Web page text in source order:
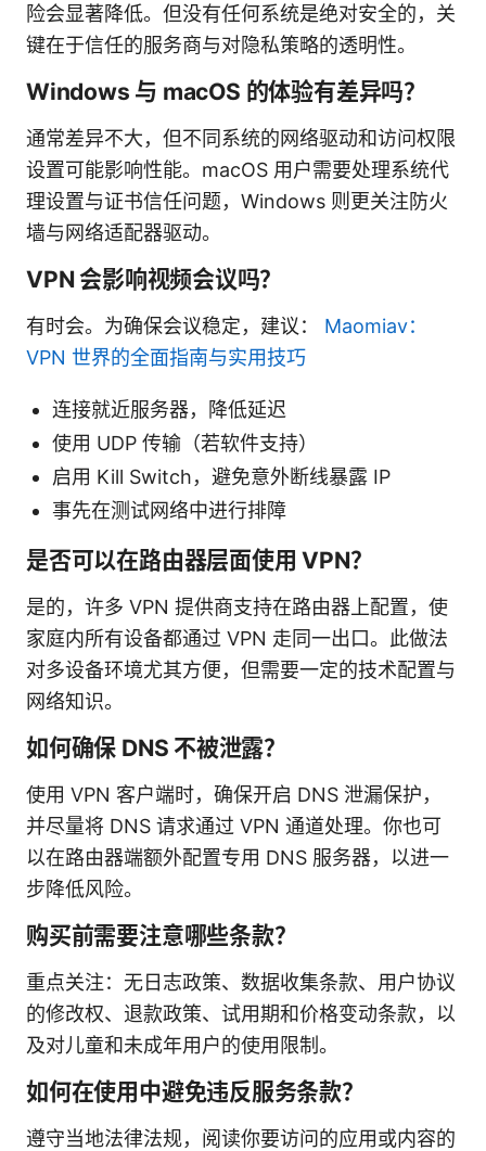
险会显著降低。但没有任何系统是绝对安全的，关
键在于信任的服务商与对隐私策略的透明性。
Windows 与 macOS 的体验有差异吗？
通常差异不大，但不同系统的网络驱动和访问权限
设置可能影响性能。macOS 用户需要处理系统代
理设置与证书信任问题，Windows 则更关注防火
墙与网络适配器驱动。
VPN 会影响视频会议吗？
有时会。为确保会议稳定，建议： Maomiav：
VPN 世界的全面指南与实用技巧
连接就近服务器，降低延迟
使用 UDP 传输（若软件支持）
启用 Kill Switch，避免意外断线暴露 IP
事先在测试网络中进行排障
是否可以在路由器层面使用 VPN？
是的，许多 VPN 提供商支持在路由器上配置，使
家庭内所有设备都通过 VPN 走同一出口。此做法
对多设备环境尤其方便，但需要一定的技术配置与
网络知识。
如何确保 DNS 不被泄露？
使用 VPN 客户端时，确保开启 DNS 泄漏保护，
并尽量将 DNS 请求通过 VPN 通道处理。你也可
以在路由器端额外配置专用 DNS 服务器，以进一
步降低风险。
购买前需要注意哪些条款？
重点关注：无日志政策、数据收集条款、用户协议
的修改权、退款政策、试用期和价格变动条款，以
及对儿童和未成年用户的使用限制。
如何在使用中避免违反服务条款？
遵守当地法律法规，阅读你要访问的应用或内容的